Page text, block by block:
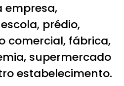
empresa,
prédio,
comercial, fábrica,
supermercado
estabelecimento.